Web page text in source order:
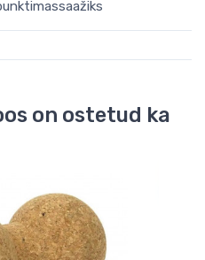
on ostetud ka